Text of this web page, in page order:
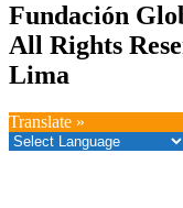
Fundación
All Rights
Lima
Translate »